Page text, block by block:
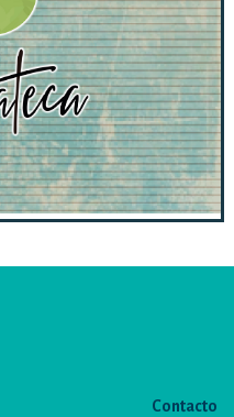
Contacto